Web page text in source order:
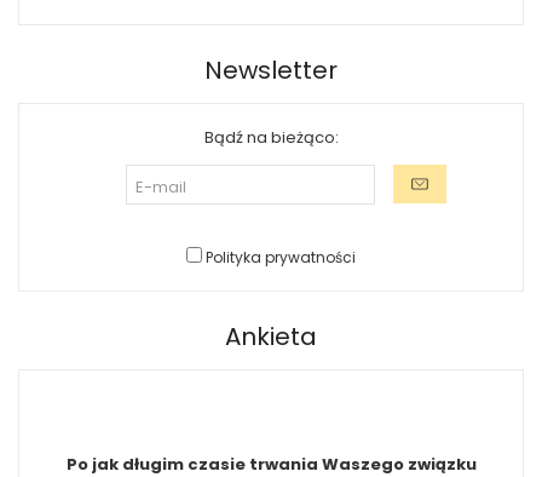
Newsletter
Bądź na bieżąco:
Polityka prywatności
Ankieta
Po jak długim czasie trwania Waszego związku